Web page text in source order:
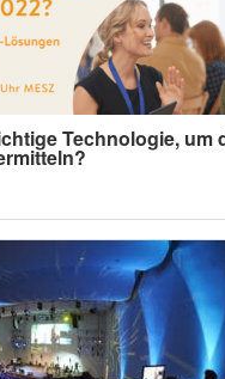
Technologie, um